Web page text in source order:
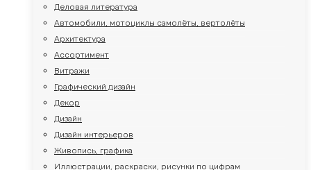
Деловая литература
Автомобили, мотоциклы самолёты, вертолёты
Архитектура
Ассортимент
Витражи
Графический дизайн
Декор
Дизайн
Дизайн интерьеров
Живопись, графика
Иллюстрации, раскраски, рисунки по цифрам